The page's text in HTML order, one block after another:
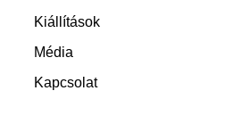
Kiállítások
Média
Kapcsolat